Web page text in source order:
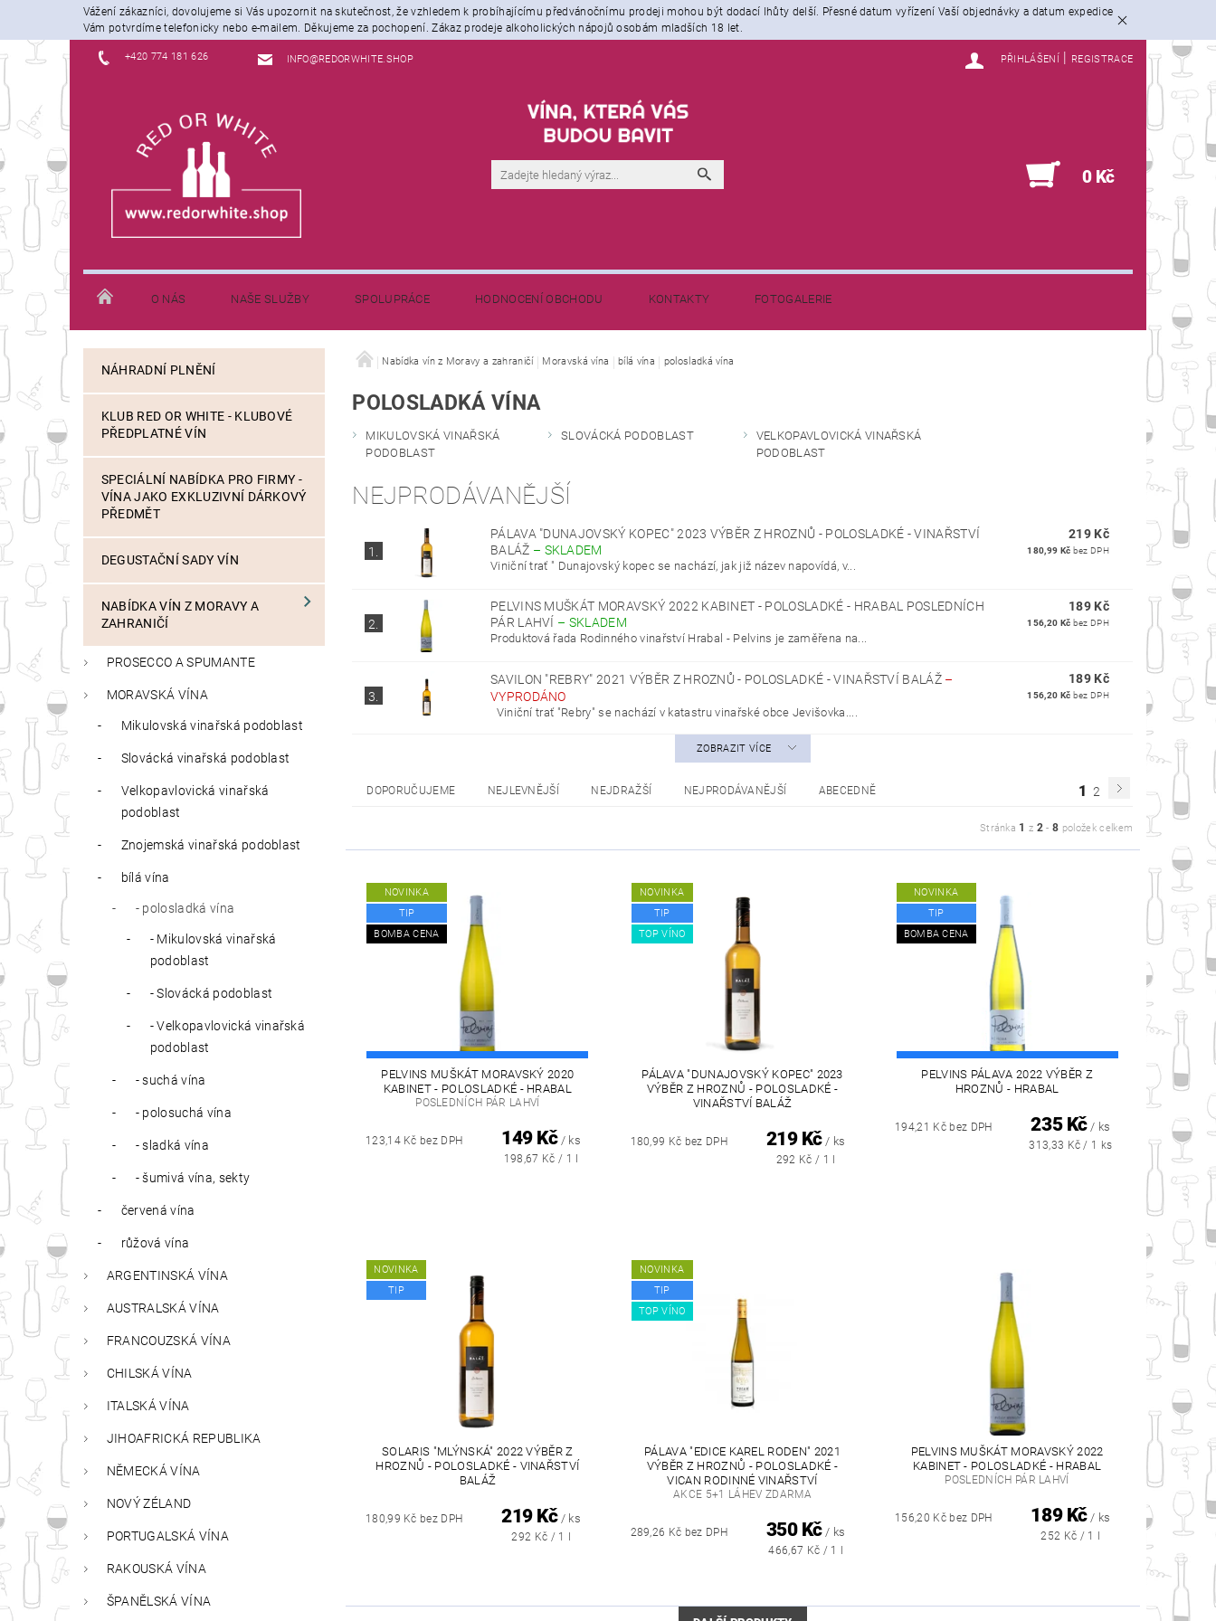
Vážení zákazníci, dovolujeme si Vás upozornit na skutečnost, že vzhledem k probíhajícímu předvánočnímu prodeji mohou být dodací lhůty delší. Přesné datum vyřízení Vaší objednávky a datum expedice
Vám potvrdíme telefonicky nebo e-mailem. Děkujeme za pochopení. Zákaz prodeje alkoholických nápojů osobám mladších 18 let.
+420 774 181 626 INFO@REDORWHITE.SHOP PŘIHLÁŠENÍ REGISTRACE
0 Kč
O NÁS NAŠE SLUŽBY SPOLUPRÁCE HODNOCENÍ OBCHODU KONTAKTY FOTOGALERIE
JAK NAKUPOVAT INFORMACE K DOPRAVĚ
NÁHRADNÍ PLNĚNÍ
KLUB RED OR WHITE - KLUBOVÉ
PŘEDPLATNÉ VÍN
SPECIÁLNÍ NABÍDKA PRO FIRMY -
VÍNA JAKO EXKLUZIVNÍ DÁRKOVÝ
PŘEDMĚT
DEGUSTAČNÍ SADY VÍN
NABÍDKA VÍN Z MORAVY A
ZAHRANIČÍ
PROSECCO A SPUMANTE
MORAVSKÁ VÍNA
Mikulovská vinařská podoblast
Slovácká vinařská podoblast
Velkopavlovická vinařská
podoblast
Znojemská vinařská podoblast
bílá vína
- polosladká vína
- Mikulovská vinařská
podoblast
- Slovácká podoblast
- Velkopavlovická vinařská
podoblast
- suchá vína
- polosuchá vína
- sladká vína
- šumivá vína, sekty
červená vína
růžová vína
ARGENTINSKÁ VÍNA
AUSTRALSKÁ VÍNA
FRANCOUZSKÁ VÍNA
CHILSKÁ VÍNA
ITALSKÁ VÍNA
JIHOAFRICKÁ REPUBLIKA
NĚMECKÁ VÍNA
NOVÝ ZÉLAND
PORTUGALSKÁ VÍNA
RAKOUSKÁ VÍNA
ŠPANĚLSKÁ VÍNA
Nabídka vín z Moravy a zahraničí Moravská vína bílá vína polosladká vína
POLOSLADKÁ VÍNA
MIKULOVSKÁ VINAŘSKÁ
PODOBLAST
SLOVÁCKÁ PODOBLAST
VELKOPAVLOVICKÁ VINAŘSKÁ
PODOBLAST
NEJPRODÁVANĚJŠÍ
1.
PÁLAVA "DUNAJOVSKÝ KOPEC" 2023 VÝBĚR Z HROZNŮ - POLOSLADKÉ - VINAŘSTVÍ
BALÁŽ – SKLADEM
Viniční trať " Dunajovský kopec se nachází, jak již název napovídá, v...
219 Kč
180,99 Kč bez DPH
2.
PELVINS MUŠKÁT MORAVSKÝ 2022 KABINET - POLOSLADKÉ - HRABAL POSLEDNÍCH
PÁR LAHVÍ – SKLADEM
Produktová řada Rodinného vinařství Hrabal - Pelvins je zaměřena na...
189 Kč
156,20 Kč bez DPH
3.
SAVILON "REBRY" 2021 VÝBĚR Z HROZNŮ - POLOSLADKÉ - VINAŘSTVÍ BALÁŽ –
VYPRODÁNO
Viniční trať "Rebry" se nachází v katastru vinařské obce Jevišovka....
189 Kč
156,20 Kč bez DPH
ZOBRAZIT VÍCE
DOPORUČUJEME NEJLEVNĚJŠÍ NEJDRAŽŠÍ NEJPRODÁVANĚJŠÍ ABECEDNĚ 1 2
Stránka 1 z 2 -8 položek celkem
NOVINKA
TIP
BOMBA CENA
PELVINS MUŠKÁT MORAVSKÝ 2020
KABINET - POLOSLADKÉ - HRABAL
POSLEDNÍCH PÁR LAHVÍ
123,14 Kč bez DPH 149 Kč / ks
198,67 Kč / 1 l
NOVINKA
TIP
TOP VÍNO
PÁLAVA "DUNAJOVSKÝ KOPEC" 2023
VÝBĚR Z HROZNŮ - POLOSLADKÉ -
VINAŘSTVÍ BALÁŽ
180,99 Kč bez DPH 219 Kč / ks
292 Kč / 1 l
NOVINKA
TIP
BOMBA CENA
PELVINS PÁLAVA 2022 VÝBĚR Z
HROZNŮ - HRABAL
194,21 Kč bez DPH 235 Kč / ks
313,33 Kč / 1 ks
NOVINKA
TIP
SOLARIS "MLÝNSKÁ" 2022 VÝBĚR Z
HROZNŮ - POLOSLADKÉ - VINAŘSTVÍ
BALÁŽ
180,99 Kč bez DPH 219 Kč / ks
292 Kč / 1 l
NOVINKA
TIP
TOP VÍNO
PÁLAVA "EDICE KAREL RODEN" 2021
VÝBĚR Z HROZNŮ - POLOSLADKÉ -
VICAN RODINNÉ VINAŘSTVÍ
AKCE 5+1 LÁHEV ZDARMA
289,26 Kč bez DPH 350 Kč / ks
466,67 Kč / 1 l
PELVINS MUŠKÁT MORAVSKÝ 2022
KABINET - POLOSLADKÉ - HRABAL
POSLEDNÍCH PÁR LAHVÍ
156,20 Kč bez DPH 189 Kč / ks
252 Kč / 1 l